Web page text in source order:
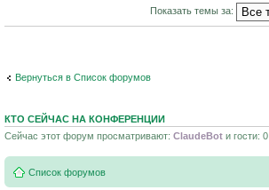
Показать темы за:
Вернуться в Список форумов
КТО СЕЙЧАС НА КОНФЕРЕНЦИИ
Сейчас этот форум просматривают: ClaudeBot и гости: 0
Список форумов